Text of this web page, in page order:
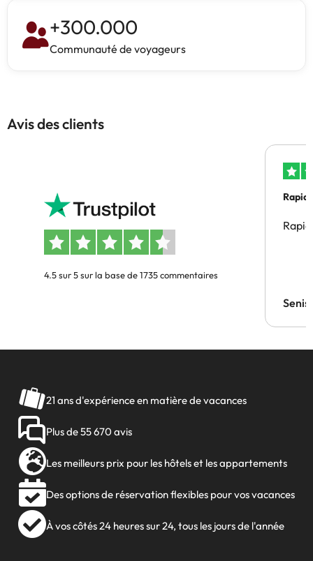
+300.000
Communauté de voyageurs
Avis des clients
4.5 sur 5 sur la base de 1735 commentaires
21 ans d'expérience en matière de vacances
Plus de 55 670 avis
Les meilleurs prix pour les hôtels et les appartements
Des options de réservation flexibles pour vos vacances
À vos côtés 24 heures sur 24, tous les jours de l'année